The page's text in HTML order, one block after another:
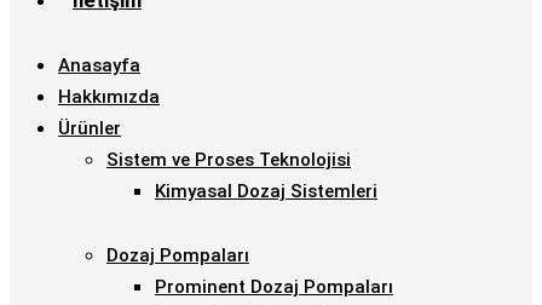
Anasayfa
Hakkımızda
Ürünler
Sistem ve Proses Teknolojisi
Kimyasal Dozaj Sistemleri
Dozaj Pompaları
Prominent Dozaj Pompaları